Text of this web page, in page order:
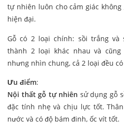
tự nhiên luôn cho cảm giác
hiện đại.
Gỗ có 2 loại chính: sồi trắng và
thành 2 loại khác nhau và
nhưng nhìn chung, cả 2 loại đều
Ưu điểm:
Nội thất gỗ tự nhiên sử dụng gỗ
đặc tính nhẹ và chịu lực tốt.
nước và có độ bám đinh, ốc vít tốt.